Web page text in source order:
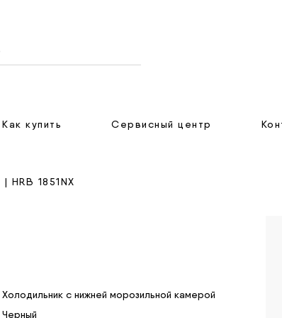
Как купить Сервисный центр
| HRB 1851NX
Холодильник с нижней морозильной камерой
Черный